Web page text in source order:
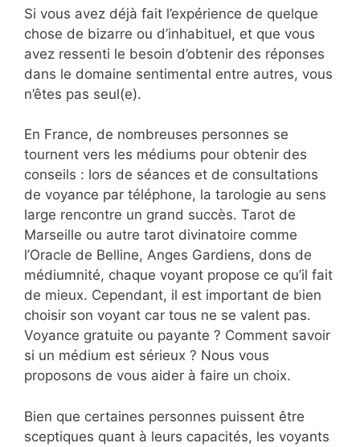
Si vous avez déjà fait l’expérience de quelque
chose de bizarre ou d’inhabituel, et que vous
avez ressenti le besoin d’obtenir des réponses
dans le domaine sentimental entre autres, vous
n’êtes pas seul(e).
En France, de nombreuses personnes se
tournent vers les médiums pour obtenir des
conseils : lors de séances et de consultations
de voyance par téléphone, la tarologie au sens
large rencontre un grand succès. Tarot de
Marseille ou autre tarot divinatoire comme
l’Oracle de Belline, Anges Gardiens, dons de
médiumnité, chaque voyant propose ce qu’il fait
de mieux. Cependant, il est important de bien
choisir son voyant car tous ne se valent pas.
Voyance gratuite ou payante ? Comment savoir
si un médium est sérieux ? Nous vous
proposons de vous aider à faire un choix.
Bien que certaines personnes puissent être
sceptiques quant à leurs capacités, les voyants